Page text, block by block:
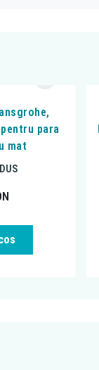
para
mat